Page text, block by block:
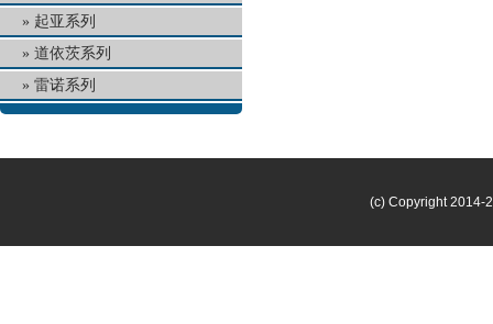
起亚系列
道依茨系列
雷诺系列
(c) Copyright 2014-